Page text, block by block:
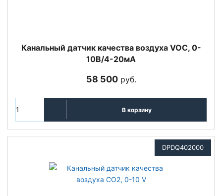
Канальный датчик качества воздуха VOC, 0-
10В/4-20мА
58 500руб.
В корзину
DPDQ402000